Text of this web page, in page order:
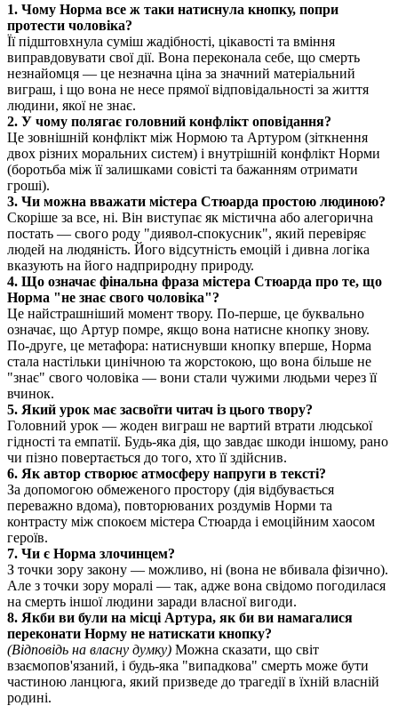
1. Чому Норма все ж таки натиснула кнопку, попри
протести чоловіка?
Її підштовхнула суміш жадібності, цікавості та вміння
виправдовувати свої дії. Вона переконала себе, що смерть
незнайомця — це незначна ціна за значний матеріальний
виграш, і що вона не несе прямої відповідальності за життя
людини, якої не знає.
2. У чому полягає головний конфлікт оповідання?
Це зовнішній конфлікт між Нормою та Артуром (зіткнення
двох різних моральних систем) і внутрішній конфлікт Норми
(боротьба між її залишками совісті та бажанням отримати
гроші).
3. Чи можна вважати містера Стюарда простою людиною?
Скоріше за все, ні. Він виступає як містична або алегорична
постать — свого роду "диявол-спокусник", який перевіряє
людей на людяність. Його відсутність емоцій і дивна логіка
вказують на його надприродну природу.
4. Що означає фінальна фраза містера Стюарда про те, що
Норма "не знає свого чоловіка"?
Це найстрашніший момент твору. По-перше, це буквально
означає, що Артур помре, якщо вона натисне кнопку знову.
По-друге, це метафора: натиснувши кнопку вперше, Норма
стала настільки цинічною та жорстокою, що вона більше не
"знає" свого чоловіка — вони стали чужими людьми через її
вчинок.
5. Який урок має засвоїти читач із цього твору?
Головний урок — жоден виграш не вартий втрати людської
гідності та емпатії. Будь-яка дія, що завдає шкоди іншому, рано
чи пізно повертається до того, хто її здійснив.
6. Як автор створює атмосферу напруги в тексті?
За допомогою обмеженого простору (дія відбувається
переважно вдома), повторюваних роздумів Норми та
контрасту між спокоєм містера Стюарда і емоційним хаосом
героїв.
7. Чи є Норма злочинцем?
З точки зору закону — можливо, ні (вона не вбивала фізично).
Але з точки зору моралі — так, адже вона свідомо погодилася
на смерть іншої людини заради власної вигоди.
8. Якби ви були на місці Артура, як би ви намагалися
переконати Норму не натискати кнопку?
(Відповідь на власну думку) Можна сказати, що світ
взаємопов'язаний, і будь-яка "випадкова" смерть може бути
частиною ланцюга, який призведе до трагедії в їхній власній
родині.